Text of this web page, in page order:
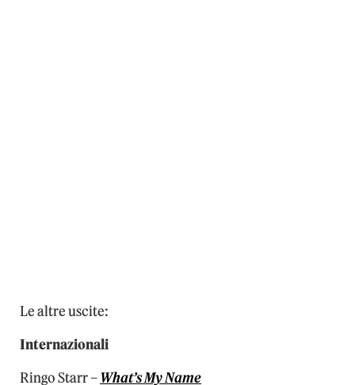
Le altre uscite:
Internazionali
Ringo Starr – What’s My Name